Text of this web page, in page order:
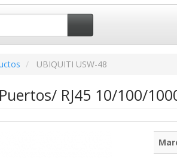
UBIQUITI USW-48
RJ45 10/100/